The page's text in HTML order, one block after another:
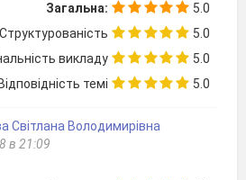
Загальна:
5.0
Структурованість
5.0
викладу
5.0
Відповідність темі
5.0
Світлана Володимирівна
в 21:09